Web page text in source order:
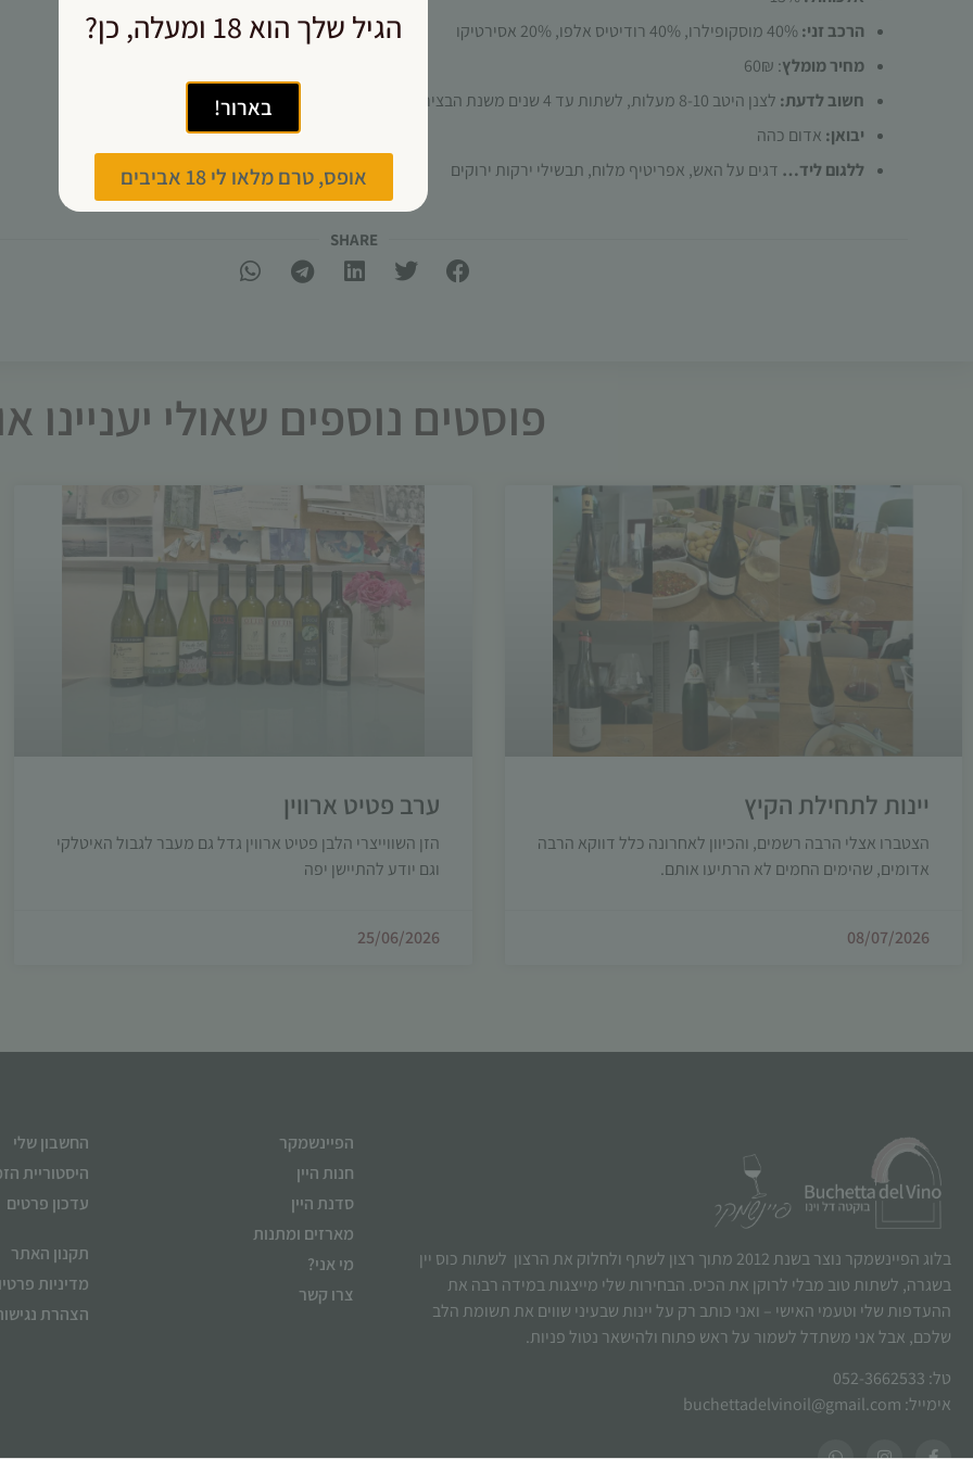
הרכב זני:
מחיר מומלץ: 60₪
חשוב לדעת: לצנן היטב 8-10 מעלות, לשתות עד 4 שנים משנת הבציר
יבואן: אדום כהה
ללגום ליד… דגים על האש, אפריטיף מלוח, תבשילי ירקות ירוקים
SHARE​
פוסטים נוספים שאולי יעניינו
יינות לתחילת הקיץ
הצטברו אצלי הרבה רשמים, והכיוון לאחרונה כלל דווקא הרבה
אדומים, שהימים החמים לא הרתיעו אותם.
08/07/2026
ערב פטיט ארווין
הזן השווייצרי הלבן פטיט ארווין גדל גם מעבר לגבול האיטלקי
וגם יודע להתיישן יפה
25/06/2026
בלוג הפיינשמקר נוצר בשנת 2012 מתוך רצון לשתף ולחלוק את הרצון לשתות כוס יין
בשגרה, לשתות טוב מבלי לרוקן את הכיס. הבחירות שלי מייצגות במידה רבה את
ההעדפות שלי וטעמי האישי – ואני כותב רק על יינות שבעיני שווים את תשומת הלב
שלכם, אבל אני משתדל לשמור על ראש פתוח ולהישאר נטול פניות.
טל: 052-3662533
אימייל: buchettadelvinoil@gmail.com
הפיינשמקר
חנות היין
סדנת היין
מארזים ומתנות
מי אני?
צרו קשר
החשבון שלי
היסטוריית
עדכון פרטים
תקנון האתר
מדיניות
הצהרת
להיעלם.
על ידי
שיתוף
תחומי
העניין
והצעות
מותאמות
הגיל שלך הוא 18 ומעלה, כן?
בארור!
אופס, טרם מלאו לי 18 אביבים